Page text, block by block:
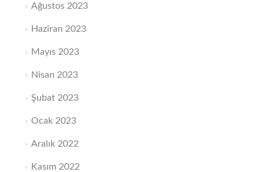
Ağustos 2023
Haziran 2023
Mayıs 2023
Nisan 2023
Şubat 2023
Ocak 2023
Aralık 2022
Kasım 2022